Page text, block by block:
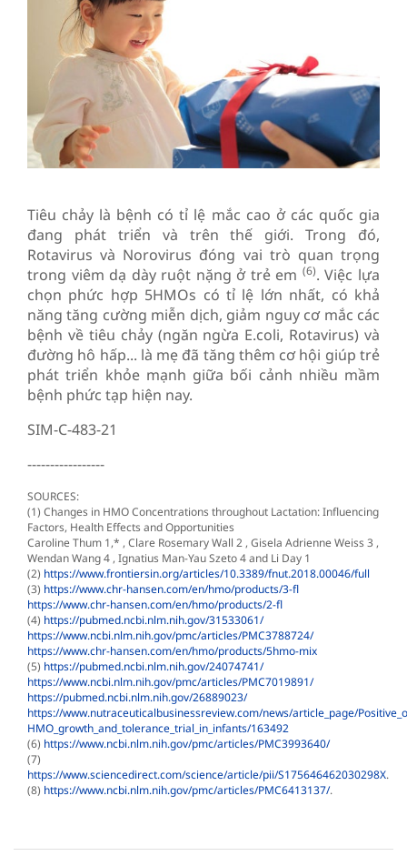
Tiêu chảy là bệnh có tỉ lệ mắc cao ở các quốc gia
đang phát triển và trên thế giới. Trong đó,
Rotavirus và Norovirus đóng vai trò quan trọng
trong viêm dạ dày ruột nặng ở trẻ em (6). Việc lựa
chọn phức hợp 5HMOs có tỉ lệ lớn nhất, có khả
năng tăng cường miễn dịch, giảm nguy cơ mắc các
bệnh về tiêu chảy (ngăn ngừa E.coli, Rotavirus) và
đường hô hấp... là mẹ đã tăng thêm cơ hội giúp trẻ
phát triển khỏe mạnh giữa bối cảnh nhiều mầm
bệnh phức tạp hiện nay.
SIM-C-483-21
-----------------
SOURCES:
(1) Changes in HMO Concentrations throughout Lactation: Influencing
Factors, Health Effects and Opportunities
Caroline Thum 1,* , Clare Rosemary Wall 2 , Gisela Adrienne Weiss 3 ,
Wendan Wang 4 , Ignatius Man-Yau Szeto 4 and Li Day 1
(2) https://www.frontiersin.org/articles/10.3389/fnut.2018.00046/full
(3) https://www.chr-hansen.com/en/hmo/products/3-fl
https://www.chr-hansen.com/en/hmo/products/2-fl
(4) https://pubmed.ncbi.nlm.nih.gov/31533061/
https://www.ncbi.nlm.nih.gov/pmc/articles/PMC3788724/
https://www.chr-hansen.com/en/hmo/products/5hmo-mix
(5) https://pubmed.ncbi.nlm.nih.gov/24074741/
https://www.ncbi.nlm.nih.gov/pmc/articles/PMC7019891/
https://pubmed.ncbi.nlm.nih.gov/26889023/
https://www.nutraceuticalbusinessreview.com/news/article_page/
HMO_growth_and_tolerance_trial_in_infants/163492
(6) https://www.ncbi.nlm.nih.gov/pmc/articles/PMC3993640/
(7)
https://www.sciencedirect.com/science/article/pii/S175646462030298X.
(8) https://www.ncbi.nlm.nih.gov/pmc/articles/PMC6413137/.